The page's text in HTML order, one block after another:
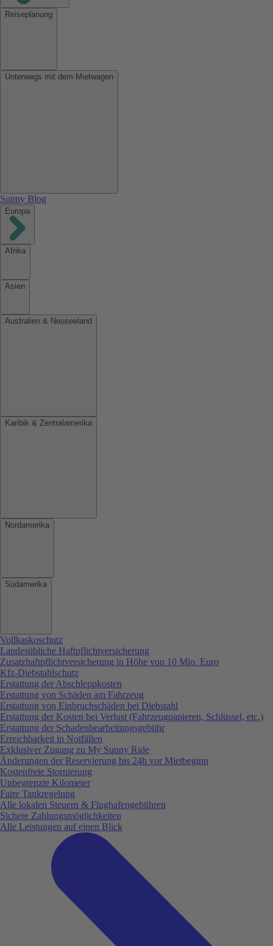
Reiseplanung
Unterwegs mit dem Mietwagen
Sunny Blog
Europa
Afrika
Asien
Australien & Neuseeland
Karibik & Zentralamerika
Nordamerika
Südamerika
Vollkaskoschutz
Landesübliche Haftpflichtversicherung
Zusatzhaftpflichtversicherung in Höhe von 10 Mio. Euro
Kfz-Diebstahlschutz
Erstattung der Abschleppkosten
Erstattung von Schäden am Fahrzeug
Erstattung von Einbruchschäden bei Diebstahl
Erstattung der Kosten bei Verlust (Fahrzeugpapieren, Schlüssel, etc.)
Erstattung der Schadenbearbeitungsgebühr
Erreichbarkeit in Notfällen
Exklusiver Zugang zu My Sunny Ride
Änderungen der Reservierung bis 24h vor Mietbeginn
Kostenfreie Stornierung
Unbegrenzte Kilometer
Faire Tankregelung
Alle lokalen Steuern & Flughafengebühren
Sichere Zahlungsmöglichkeiten
Alle Leistungen auf einen Blick